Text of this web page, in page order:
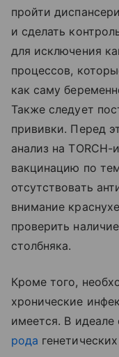
пройти
и сделать
для исключения
процессов,
как саму
Также следует
прививки. Перед
анализ на
вакцинацию по
отсутствовать
внимание
проверить
столбняка.
Кроме того,
хронические
имеется. В идеале
рода